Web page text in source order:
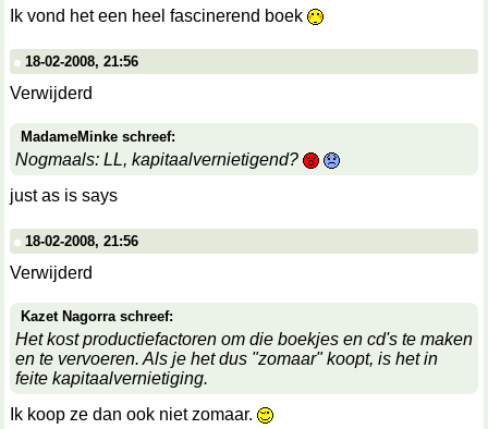
Ik vond het een heel fascinerend boek
18-02-2008, 21:56
Verwijderd
MadameMinke schreef:
Nogmaals: LL, kapitaalvernietigend?
just as is says
18-02-2008, 21:56
Verwijderd
Kazet Nagorra schreef:
Het kost productiefactoren om die boekjes en cd's te maken
en te vervoeren. Als je het dus "zomaar" koopt, is het in
feite kapitaalvernietiging.
Ik koop ze dan ook niet zomaar.